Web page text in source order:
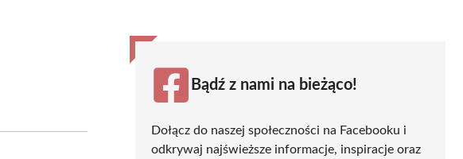
Bądź z nami na bieżąco!
Dołącz do naszej społeczności na Facebooku i
odkrywaj najświeższe informacje, inspiracje oraz